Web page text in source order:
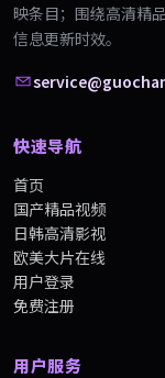
映条目；围绕高清精
信息更新时效。
快速导航
首页
国产精品视频
日韩高清影视
欧美大片在线
用户登录
免费注册
用户服务